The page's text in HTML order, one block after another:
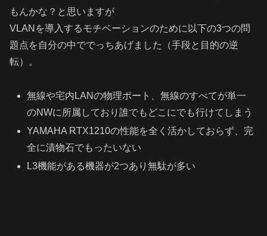
もんかな？と思いますが
VLANを導入するモチベーションのために以下の3つの問
題点を自分の中ででっちあげました（手段と目的の逆
転）。
無線や宅内LANの物理ポート、無線のすべてが単一
のNWに所属しており誰でもどこにでも行けてしまう
YAMAHA RTX1210の性能を全く活かしておらず
完
全に漬物石でもったいない
L3機能がある機器が2つあり無駄が多い